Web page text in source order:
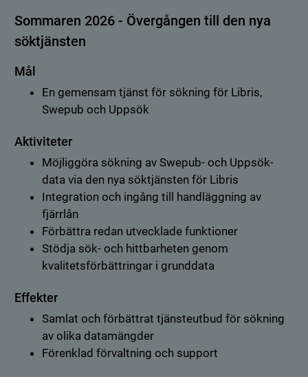
Sommaren 2026 - Övergången till den nya
söktjänsten
Mål
En gemensam tjänst för sökning för Libris,
Swepub och Uppsök
Aktiviteter
Möjliggöra sökning av Swepub- och Uppsök-
data via den nya söktjänsten för Libris
Integration och ingång till handläggning av
fjärrlån
Förbättra redan utvecklade funktioner
Stödja sök- och hittbarheten genom
kvalitetsförbättringar i grunddata
Effekter
Samlat och förbättrat tjänsteutbud för sökning
av olika datamängder
Förenklad förvaltning och support